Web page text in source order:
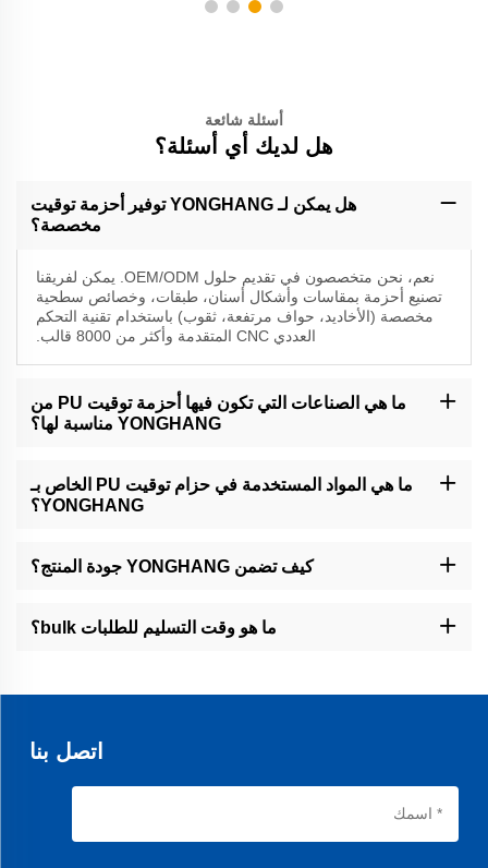
أسئلة شائعة
هل لديك أي أسئلة؟
هل يمكن لـ YONGHANG توفير أحزمة توقيت
مخصصة؟
نعم، نحن متخصصون في تقديم حلول OEM/ODM. يمكن لفريقنا
تصنيع أحزمة بمقاسات وأشكال أسنان، طبقات، وخصائص سطحية
مخصصة (الأخاديد، حواف مرتفعة، ثقوب) باستخدام تقنية التحكم
العددي CNC المتقدمة وأكثر من 8000 قالب.
ما هي الصناعات التي تكون فيها أحزمة توقيت PU من
YONGHANG مناسبة لها؟
الأغذية، تشكيل الكابلات، الطباعة، وصناعات المعدات الدقيقة، بما في ذلك
أجهزة VFFS، وأجهزة لصق الأظرف، وأنظمة التحويل المالي الآلية.
ما هي المواد المستخدمة في حزام توقيت PU الخاص بـ
YONGHANG؟
ليناتكس لتحقيق المتانة، مقاومة الاحتكاك، والتحكم في الاحتكاك. جميع
المواد تتوافق مع المعايير الصناعية للنظافة والأداء.
كيف تضمن YONGHANG جودة المنتج؟
الإنتاج، وتأكيد المنتج النهائي. مصنعنا مزود بأكثر من 50 آلة متقدمة ويحمل
أكثر من 50 براءة اختراع لتقنيات تصنيع مبتكرة.
ما هو وقت التسليم للطلبات bulk؟
الطلبات العاجلة متاحة بناءً على الطلب.
اتصل بنا